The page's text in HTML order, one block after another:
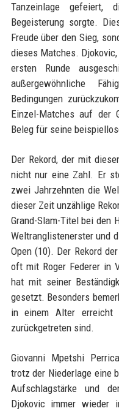
Tanzeinlage gefeiert,
Begeisterung sorgte.
Freude über den Sieg,
dieses Matches.
ersten Runde
außergewöhnliche
Bedingungen
Einzel-Matches auf der
Beleg für seine
Der Rekord, der mit
nicht nur eine Zahl. Er
zwei Jahrzehnten die
dieser Zeit unzählige
Grand-Slam-Titel bei den
Weltranglistenerster und
Open (10). Der Rekord
oft mit Roger Federer in
hat mit seiner
gesetzt. Besonders
in einem Alter
zurückgetreten sind.
Giovanni Mpetshi
trotz der Niederlage eine
Aufschlagstärke und
Djokovic immer wieder